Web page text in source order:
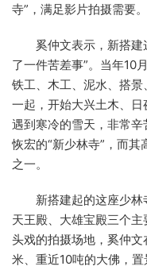
寺”，满足影片拍摄需要。
奚仲文表示，新搭建
了一件苦差事”。当年10
铁工、木工、泥水、搭
一起，开始大兴土木、
遇到寒冷的雪天，非常
恢宏的“新少林寺”，而
之一。
新搭建起的这座少林
天王殿、大雄宝殿三个
头戏的拍摄场地，奚仲
米、重近10吨的大佛，